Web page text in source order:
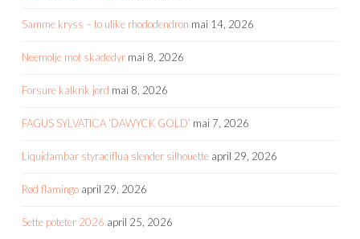
Samme kryss – to ulike rhododendron mai 14, 2026
Neemolje mot skadedyr mai 8, 2026
Forsure kalkrik jord mai 8, 2026
FAGUS SYLVATICA ‘DAWYCK GOLD’ mai 7, 2026
Liquidambar styraciflua slender silhouette april 29, 2026
Rød flamingo april 29, 2026
Sette poteter 2026 april 25, 2026